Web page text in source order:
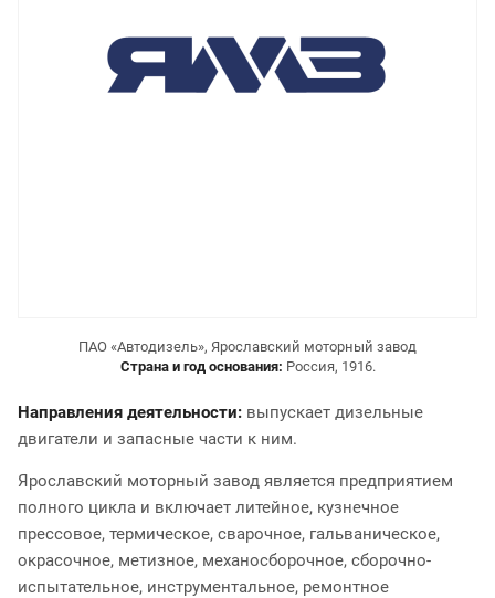
ПАО «Автодизель», Ярославский моторный завод
Страна и год основания: Россия, 1916.
Направления деятельности: выпускает дизельные
двигатели и запасные части к ним.
Ярославский моторный завод является предприятием
полного цикла и включает литейное, кузнечное
прессовое, термическое, сварочное, гальваническое,
окрасочное, метизное, механосборочное, сборочно-
испытательное, инструментальное, ремонтное